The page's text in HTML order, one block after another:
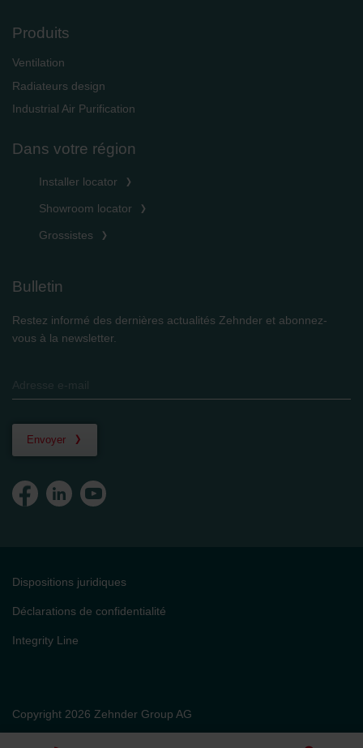
Produits
Ventilation
Radiateurs design
Industrial Air Purification
Dans votre région
Installer locator
Showroom locator
Grossistes
Bulletin
Restez informé des dernières actualités Zehnder et abonnez-
vous à la newsletter.
Envoyer
Copyright 2026 Zehnder Group AG
Dispositions juridiques
Déclarations de confidentialité
Integrity Line